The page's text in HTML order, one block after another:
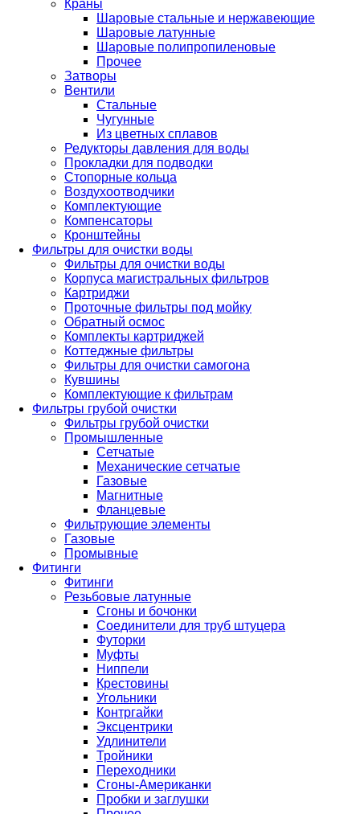
Краны
Шаровые стальные и нержавеющие
Шаровые латунные
Шаровые полипропиленовые
Прочее
Затворы
Вентили
Стальные
Чугунные
Из цветных сплавов
Редукторы давления для воды
Прокладки для подводки
Стопорные кольца
Воздухоотводчики
Комплектующие
Компенсаторы
Кронштейны
Фильтры для очистки воды
Фильтры для очистки воды
Корпуса магистральных фильтров
Картриджи
Проточные фильтры под мойку
Обратный осмос
Комплекты картриджей
Коттеджные фильтры
Фильтры для очистки самогона
Кувшины
Комплектующие к фильтрам
Фильтры грубой очистки
Фильтры грубой очистки
Промышленные
Сетчатые
Механические сетчатые
Газовые
Магнитные
Фланцевые
Фильтрующие элементы
Газовые
Промывные
Фитинги
Фитинги
Резьбовые латунные
Сгоны и бочонки
Соединители для труб штуцера
Футорки
Муфты
Ниппели
Крестовины
Угольники
Контргайки
Эксцентрики
Удлинители
Тройники
Переходники
Сгоны-Американки
Пробки и заглушки